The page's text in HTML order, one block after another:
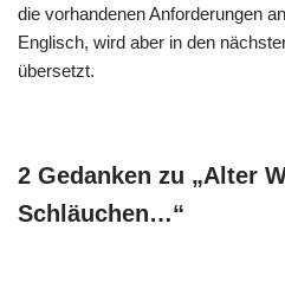
die vorhandenen Anforderungen
Englisch, wird aber in den
übersetzt.
2 Gedanken zu „Alter
Schläuchen…“